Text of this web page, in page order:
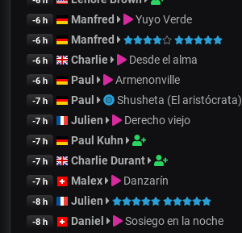
-6 h Manfred Yuyo Verde
-6 h Manfred
-6 h Charlie Desde el alma
-6 h Paul Armenonville
-7 h Paul Shusheta (El aristócrata)
-7 h Julien Derecho viejo
-7 h Paul Kuhn
-7 h Charlie Durant
-7 h Malex Danzarín
-8 h Julien
-8 h Daniel Sosiego en la noche